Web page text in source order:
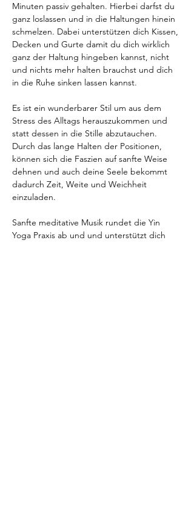
Minuten passiv gehalten. Hierbei darfst du
ganz loslassen und in die Haltungen hinein
schmelzen. Dabei unterstützen dich Kissen,
Decken und Gurte damit du dich wirklich
ganz der Haltung hingeben kannst, nicht
und nichts mehr halten brauchst und dich
in die Ruhe sinken lassen kannst.
Es ist ein wunderbarer Stil um aus dem
Stress des Alltags herauszukommen und
statt dessen in die Stille abzutauchen.
Durch das lange Halten der Positionen,
können sich die Faszien auf sanfte Weise
dehnen und auch deine Seele bekommt
dadurch Zeit, Weite und Weichheit
einzuladen.
Sanfte meditative Musik rundet die Yin
Yoga Praxis ab und und unterstützt dich